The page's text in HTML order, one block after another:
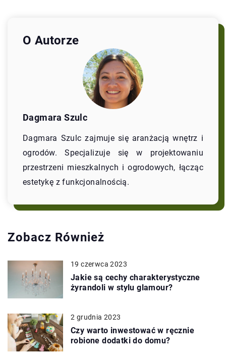
O Autorze
Dagmara Szulc
Dagmara Szulc zajmuje się aranżacją wnętrz i
ogrodów. Specjalizuje się w projektowaniu
przestrzeni mieszkalnych i ogrodowych, łącząc
estetykę z funkcjonalnością.
Zobacz Również
19 czerwca 2023
Jakie są cechy charakterystyczne
żyrandoli w stylu glamour?
2 grudnia 2023
Czy warto inwestować w ręcznie
robione dodatki do domu?